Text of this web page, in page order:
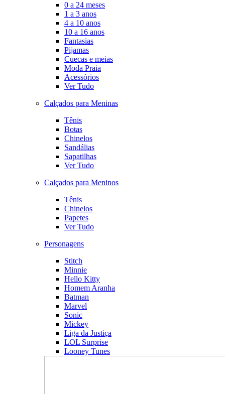
0 a 24 meses
1 a 3 anos
4 a 10 anos
10 a 16 anos
Fantasias
Pijamas
Cuecas e meias
Moda Praia
Acessórios
Ver Tudo
Calçados para Meninas
Tênis
Botas
Chinelos
Sandálias
Sapatilhas
Ver Tudo
Calçados para Meninos
Tênis
Chinelos
Papetes
Ver Tudo
Personagens
Stitch
Minnie
Hello Kitty
Homem Aranha
Batman
Marvel
Sonic
Mickey
Liga da Justiça
LOL Surprise
Looney Tunes